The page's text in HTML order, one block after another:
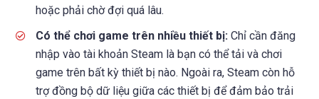
hoặc phải chờ đợi quá lâu.
Có thể chơi game trên nhiều thiết bị: Chỉ cần đăng
nhập vào tài khoản Steam là bạn có thể tải và chơi
game trên bất kỳ thiết bị nào. Ngoài ra, Steam còn hỗ
trợ đồng bộ dữ liệu giữa các thiết bị để đảm bảo trải